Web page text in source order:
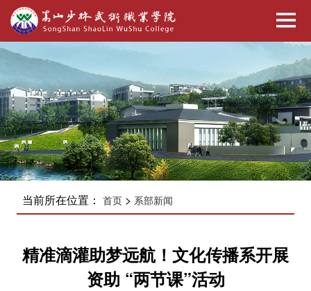
当前所在位置： 首页> 系部新闻
精准滴灌助梦远航！文化传播系开展
资助 “两节课”活动